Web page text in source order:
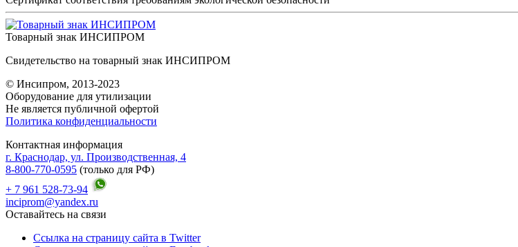
Товарный знак ИНСИПРОМ
Свидетельство на товарный знак ИНСИПРОМ
© Инсипром, 2013-2023
Оборудование для утилизации
Не является публичной офертой
Политика конфиденциальности
Контактная информация
г. Краснодар, ул. Производственная, 4
8-800-770-0595 (только для РФ)
+ 7 961 528-73-94
inciprom@yandex.ru
Оставайтесь на связи
Ссылка на страницу сайта в Twitter